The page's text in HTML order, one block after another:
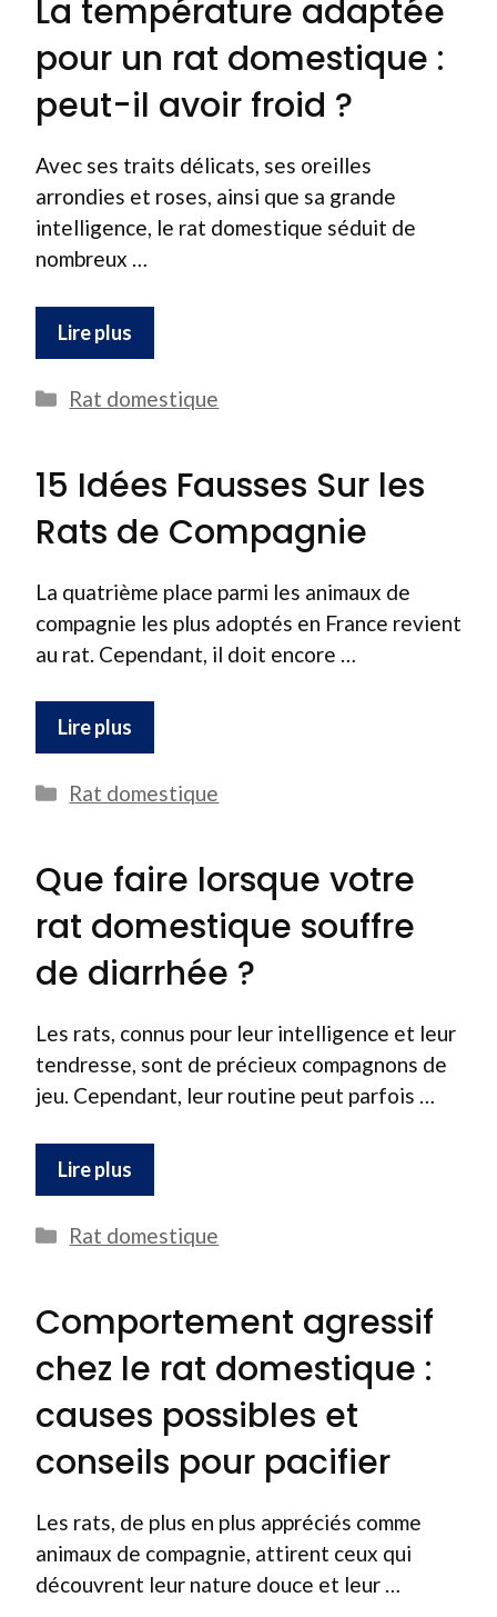
La température adaptée
pour un rat domestique :
peut-il avoir froid ?
Avec ses traits délicats, ses oreilles
arrondies et roses, ainsi que sa grande
intelligence, le rat domestique séduit de
nombreux …
Lire plus
Catégories
Rat domestique
15 Idées Fausses Sur les
Rats de Compagnie
La quatrième place parmi les animaux de
compagnie les plus adoptés en France revient
au rat. Cependant, il doit encore …
Lire plus
Catégories
Rat domestique
Que faire lorsque votre
rat domestique souffre
de diarrhée ?
Les rats, connus pour leur intelligence et leur
tendresse, sont de précieux compagnons de
jeu. Cependant, leur routine peut parfois …
Lire plus
Catégories
Rat domestique
Comportement agressif
chez le rat domestique :
causes possibles et
conseils pour pacifier
Les rats, de plus en plus appréciés comme
animaux de compagnie, attirent ceux qui
découvrent leur nature douce et leur …